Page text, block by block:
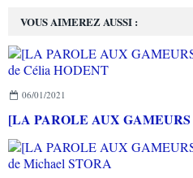
VOUS AIMEREZ AUSSI :
06/01/2021